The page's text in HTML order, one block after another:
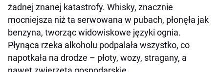
żadnej znanej katastrofy. Whisky, znacznie
mocniejsza niż ta serwowana w pubach, płonęła jak
benzyna, tworząc widowiskowe języki ognia.
Płynąca rzeka alkoholu podpalała wszystko, co
napotkała na drodze – płoty, wozy, stragany, a